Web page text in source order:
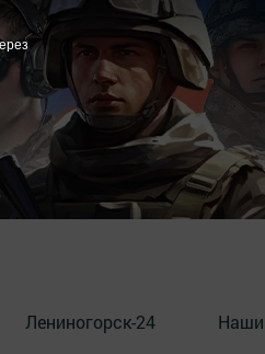
Лениногорск-24 Наши